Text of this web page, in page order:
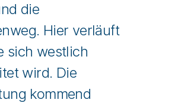
die
Hier verläuft
sich westlich
wird. Die
kommend